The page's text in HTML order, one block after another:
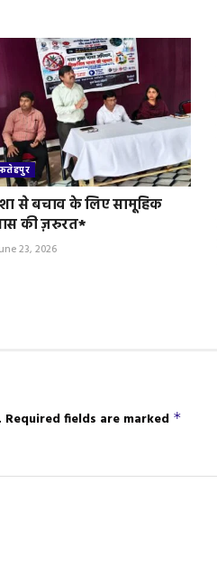
से बचाव के लिए सामूहिक
की ज़रुरत*
23, 2026
Required fields are marked *